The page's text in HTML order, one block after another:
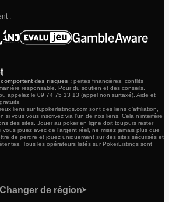
:
des risques : pertes financières, conflits
responsable. Pour du soutien et des conseils,
appelez le 09 74 75 13 13 (appel non surtaxé). Aide et
liens sur fr.pokerlistings.com sont des liens d’affiliation,
si vous vous inscrivez via l’un de nos liens. Cela n’interfère
des sites. Jouer au poker en ligne doit toujours rester
jouez avec de l’argent réel, ne misez jamais plus que
de perdre et jouez uniquement sur des sites sécurisés et
Tous les opérateurs listés sur PokerListings sont
Changer de région